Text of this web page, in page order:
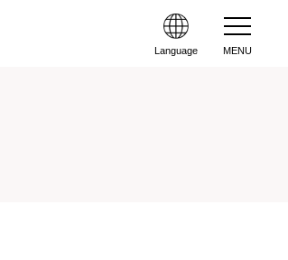
Language MENU